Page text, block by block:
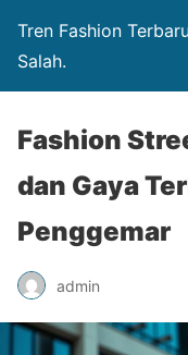
Tren Fashion
Salah.
Fashion
dan Gaya
Penggemar
admin